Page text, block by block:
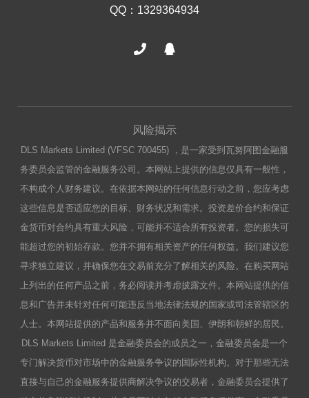
QQ：1329364934
风险揭示
DLS Markets Limited (VFSC 700455) ，是一家受到瓦努阿图金融服
务委员会监管的金融服务公司。本网站上提供的信息仅具有一般性，
不构成个人财务建议。在依据本网站的任何信息行动之前，您应考虑
这些信息是否适应您的目标、财务状况和需求。投资差价合约和保证
金货币对合约具有重大风险，可能并不适合所有投资者。您的损失可
能超过您的初始存款。您并不拥有相关资产的任何权益。我们建议您
寻求独立建议，并确保您在交易前充分了解相关的风险。在购买网站
上列出的任何产品之前，务必阅读并考虑披露文件。本网站提供的信
息和广告并未针对任何可能违反当地法律法规的国家或司法管辖区的
人士。本网站提供的产品和服务并不面向美国、伊朗和朝鲜的居民。
DLS Markets Limited 是金融委员会的成员之一，金融委员会是一个
专门解决货币对市场中的金融服务争议的国际性机构。对于那些无法
直接与自己的金融服务提供商解决争议的交易者，金融委员会提供了